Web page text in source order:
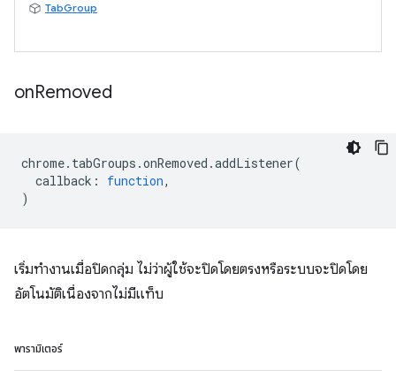
TabGroup
onRemoved
chrome. tabGroups .onRemoved .addListener(
callback : function,
)
เริ่มทำงานเมื่อปิดกลุ่ม ไม่ว่าผู้ใช้จะปิดโดยตรงหรือระบบจะปิดโดย
อัตโนมัติเนื่องจากไม่มีแท็บ
พารามิเตอร์